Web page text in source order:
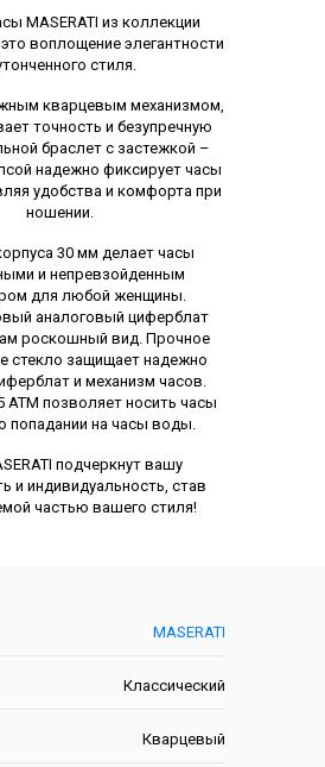
MASERATI
Классический
Кварцевый
MASERATI из коллекции
это воплощение элегантности
стиля.
кварцевым механизмом,
точность и безупречную
браслет с застежкой –
надежно фиксирует часы
удобства и комфорта при
ношении.
30 мм делает часы
и непревзойденным
для любой женщины.
аналоговый циферблат
роскошный вид. Прочное
стекло защищает надежно
и механизм часов.
АТМ позволяет носить часы
попадании на часы воды.
подчеркнут вашу
и индивидуальность, став
частью вашего стиля!